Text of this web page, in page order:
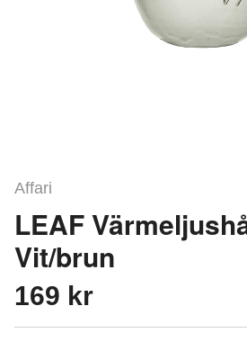
Affari
LEAF
Vit/brun
169 kr